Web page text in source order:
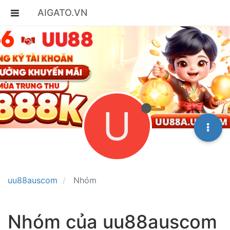
AIGATO.VN
uu88auscom Nhóm
U
Nhóm của uu88auscom